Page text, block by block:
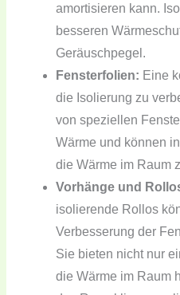
amortisieren kann.
besseren
Geräuschpegel.
Fensterfolien: Eine
die Isolierung zu
von speziellen
Wärme und können
die Wärme im Raum
Vorhänge und
isolierende Rollos
Verbesserung der
Sie bieten nicht nur
die Wärme im Raum